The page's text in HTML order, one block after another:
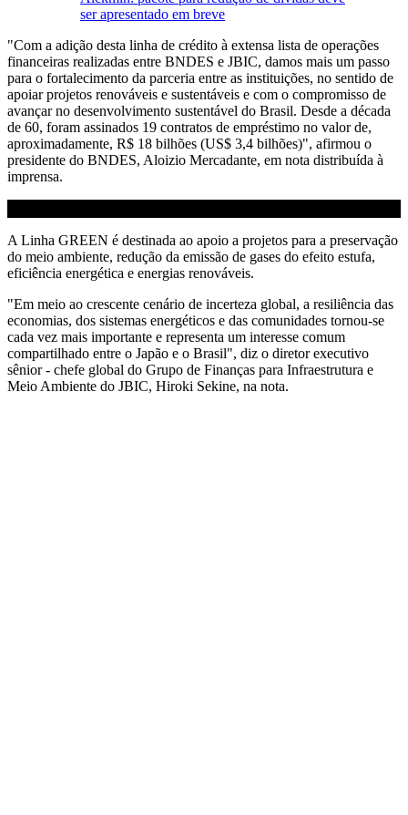
ser apresentado em breve
"Com a adição desta linha de crédito à extensa lista de operações
financeiras realizadas entre BNDES e JBIC, damos mais um passo
para o fortalecimento da parceria entre as instituições, no sentido de
apoiar projetos renováveis e sustentáveis e com o compromisso de
avançar no desenvolvimento sustentável do Brasil. Desde a década
de 60, foram assinados 19 contratos de empréstimo no valor de,
aproximadamente, R$ 18 bilhões (US$ 3,4 bilhões)", afirmou o
presidente do BNDES, Aloizio Mercadante, em nota distribuída à
imprensa.
A Linha GREEN é destinada ao apoio a projetos para a preservação
do meio ambiente, redução da emissão de gases do efeito estufa,
eficiência energética e energias renováveis.
"Em meio ao crescente cenário de incerteza global, a resiliência das
economias, dos sistemas energéticos e das comunidades tornou-se
cada vez mais importante e representa um interesse comum
compartilhado entre o Japão e o Brasil", diz o diretor executivo
sênior - chefe global do Grupo de Finanças para Infraestrutura e
Meio Ambiente do JBIC, Hiroki Sekine, na nota.